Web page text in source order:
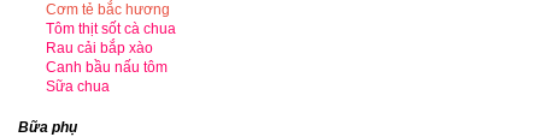
Cơm tẻ bắc hương
Tôm thịt sốt cà chua
Rau cải bắp xào
Canh bầu nấu tôm
Sữa chua
Bữa phụ